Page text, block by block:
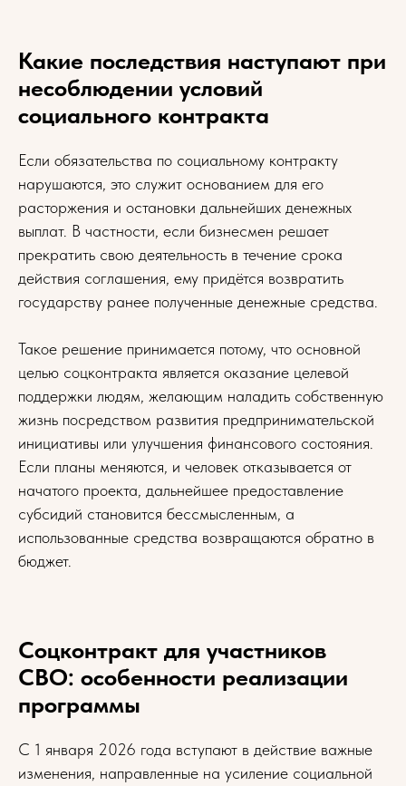
Какие последствия наступают при
несоблюдении условий
социального контракта
Если обязательства по социальному контракту
нарушаются, это служит основанием для его
расторжения и остановки дальнейших денежных
выплат. В частности, если бизнесмен решает
прекратить свою деятельность в течение срока
действия соглашения, ему придётся возвратить
государству ранее полученные денежные средства.
Такое решение принимается потому, что основной
целью соцконтракта является оказание целевой
поддержки людям, желающим наладить собственную
жизнь посредством развития предпринимательской
инициативы или улучшения финансового состояния.
Если планы меняются, и человек отказывается от
начатого проекта, дальнейшее предоставление
субсидий становится бессмысленным, а
использованные средства возвращаются обратно в
бюджет.
Соцконтракт для участников
СВО: особенности реализации
программы
С 1 января 2026 года вступают в действие важные
изменения, направленные на усиление социальной